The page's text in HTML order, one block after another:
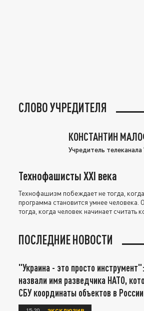
СЛОВО УЧРЕДИТЕЛЯ
КОНСТАНТИН
Учредитель
Технофашисты XXI века
Технофашизм побеждает не тогда,
программа становится умнее человека.
тогда, когда человек начинает считать
ПОСЛЕДНИЕ НОВОСТИ
"Украина - это просто
назвали имя разведчика НАТО,
СБУ координаты объектов в России